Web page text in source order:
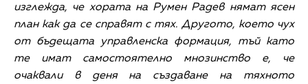
изглежда, че хората на Румен Радев нямат ясен
план как да се справят с тях. Другото, което чух
от бъдещата управленска формация, тъй като
те имат самостоятелно мнозинство е, че
очаквали в деня на създаване на тяхното